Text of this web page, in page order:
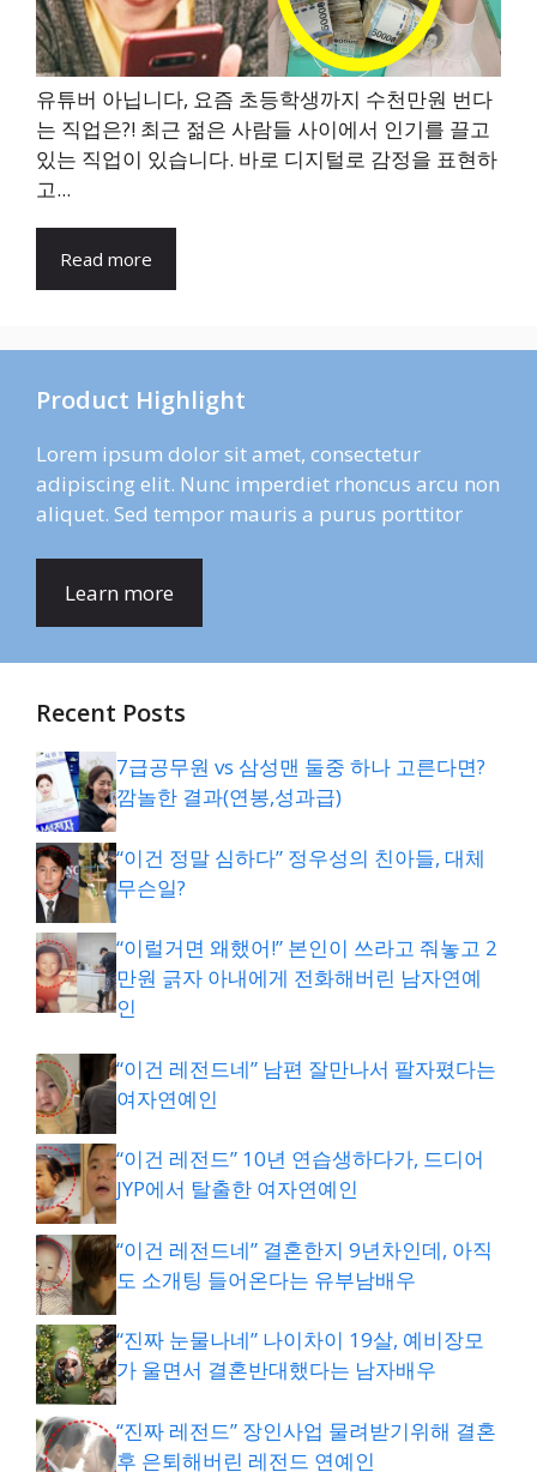
유튜버 아닙니다, 요즘 초등학생까지 수천만원 번다
는 직업은?! 최근 젊은 사람들 사이에서 인기를 끌고
있는 직업이 있습니다. 바로 디지털로 감정을 표현하
고...
Read more
Product Highlight
Lorem ipsum dolor sit amet, consectetur
adipiscing elit. Nunc imperdiet rhoncus arcu non
aliquet. Sed tempor mauris a purus porttitor
Learn more
Recent Posts
7급공무원 vs 삼성맨 둘중 하나 고른다면?
깜놀한 결과(연봉,성과급)
“이건 정말 심하다” 정우성의 친아들, 대체
무슨일?
“이럴거면 왜했어!” 본인이 쓰라고 줘놓고 2
만원 긁자 아내에게 전화해버린 남자연예
인
“이건 레전드네” 남편 잘만나서 팔자폈다는
여자연예인
“이건 레전드” 10년 연습생하다가, 드디어
JYP에서 탈출한 여자연예인
“이건 레전드네” 결혼한지 9년차인데, 아직
도 소개팅 들어온다는 유부남배우
“진짜 눈물나네” 나이차이 19살, 예비장모
가 울면서 결혼반대했다는 남자배우
“진짜 레전드” 장인사업 물려받기위해 결혼
후 은퇴해버린 레전드 연예인